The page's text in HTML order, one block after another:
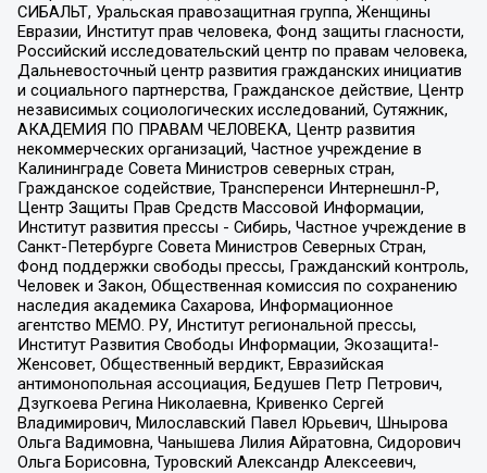
СИБАЛЬТ, Уральская правозащитная группа, Женщины
Евразии, Институт прав человека, Фонд защиты гласности,
Российский исследовательский центр по правам человека,
Дальневосточный центр развития гражданских инициатив
и социального партнерства, Гражданское действие, Центр
независимых социологических исследований, Сутяжник,
АКАДЕМИЯ ПО ПРАВАМ ЧЕЛОВЕКА, Центр развития
некоммерческих организаций, Частное учреждение в
Калининграде Совета Министров северных стран,
Гражданское содействие, Трансперенси Интернешнл-Р,
Центр Защиты Прав Средств Массовой Информации,
Институт развития прессы - Сибирь, Частное учреждение в
Санкт-Петербурге Совета Министров Северных Стран,
Фонд поддержки свободы прессы, Гражданский контроль,
Человек и Закон, Общественная комиссия по сохранению
наследия академика Сахарова, Информационное
агентство МЕМО. РУ, Институт региональной прессы,
Институт Развития Свободы Информации, Экозащита!-
Женсовет, Общественный вердикт, Евразийская
антимонопольная ассоциация, Бедушев Петр Петрович,
Дзугкоева Регина Николаевна, Кривенко Сергей
Владимирович, Милославский Павел Юрьевич, Шнырова
Ольга Вадимовна, Чанышева Лилия Айратовна, Сидорович
Ольга Борисовна, Туровский Александр Алексеевич,